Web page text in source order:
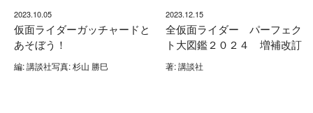
2023.10.05
仮面ライダーガッチャードと
あそぼう！
編: 講談社写真: 杉山 勝巳
2023.12.15
全仮面ライダー パーフェク
ト大図鑑２０２４ 増補改訂
著: 講談社